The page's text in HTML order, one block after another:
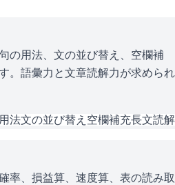
の用法、文の並び替え、空欄補
。語彙力と文章読解力が求められ
法文の並び替え 空欄補充長文読解
率、損益算、速度算、表の読み取